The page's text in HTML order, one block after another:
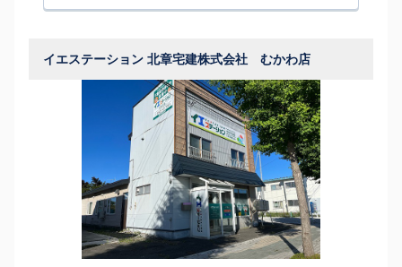
イエステーション 北章宅建株式会社 むかわ店